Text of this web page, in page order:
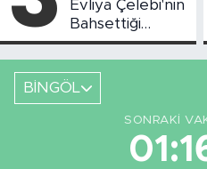
Evliya Çelebi'nin
Bahsettiği
Bingöl'deki O
Yeri Görüntüledi
BİNGÖL
SONRAKI